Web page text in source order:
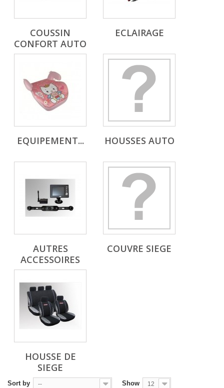
COUSSIN
CONFORT AUTO
ECLAIRAGE
EQUIPEMENT... HOUSSES AUTO
AUTRES
ACCESSOIRES
COUVRE SIEGE
HOUSSE DE
SIEGE
Sort by -- Show 12